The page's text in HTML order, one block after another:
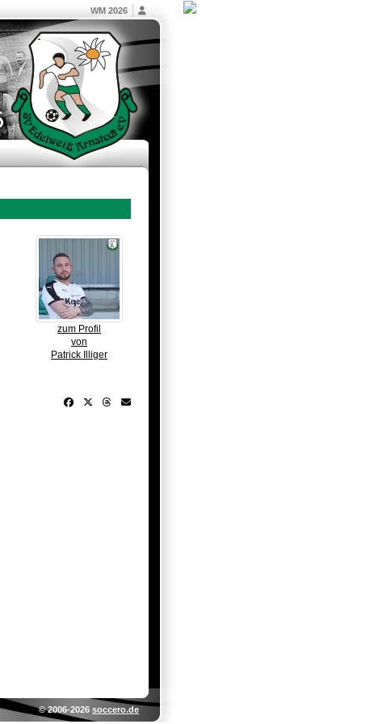
WM 2026
zum Profil
von
Patrick Illiger
© 2006-2026 soccero.de